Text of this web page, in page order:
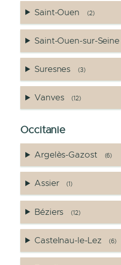
Saint-Ouen (2)
Saint-Ouen-sur-Seine
Suresnes (3)
Vanves (12)
Occitanie
Argelès-Gazost (6)
Assier (1)
Béziers (12)
Castelnau-le-Lez (6)